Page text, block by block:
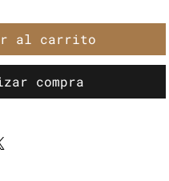
al carrito
compra